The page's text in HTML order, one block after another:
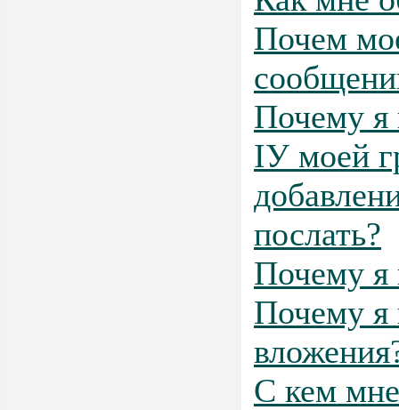
Почем
Почему я
IУ моей
послать?
Почему я
Почему я
С кем мне